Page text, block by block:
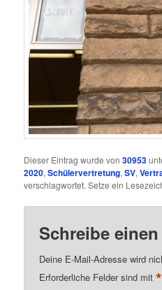
Dieser Eintrag wurde von30953
2020,Schülervertretung,SV,
verschlagwortet. Setze ein
Schreibe
Deine E-Mail-Adresse wird
Erforderliche Felder sind mit*